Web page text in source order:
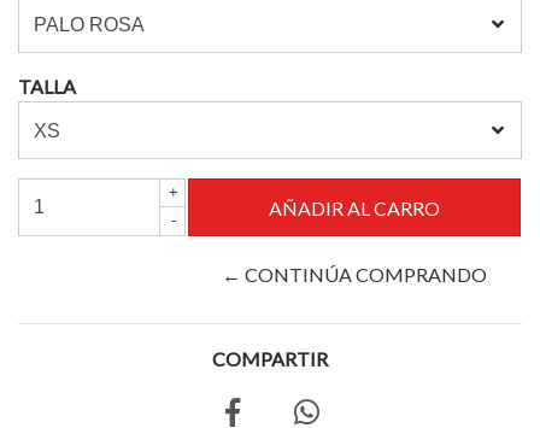
TALLA
+
-
← CONTINÚA COMPRANDO
COMPARTIR